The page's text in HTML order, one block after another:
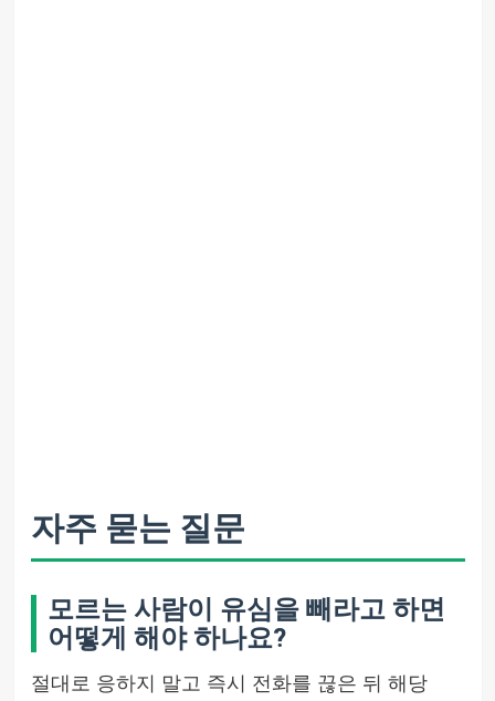
자주 묻는 질문
모르는 사람이 유심을 빼라고 하면
어떻게 해야 하나요?
절대로 응하지 말고 즉시 전화를 끊은 뒤 해당